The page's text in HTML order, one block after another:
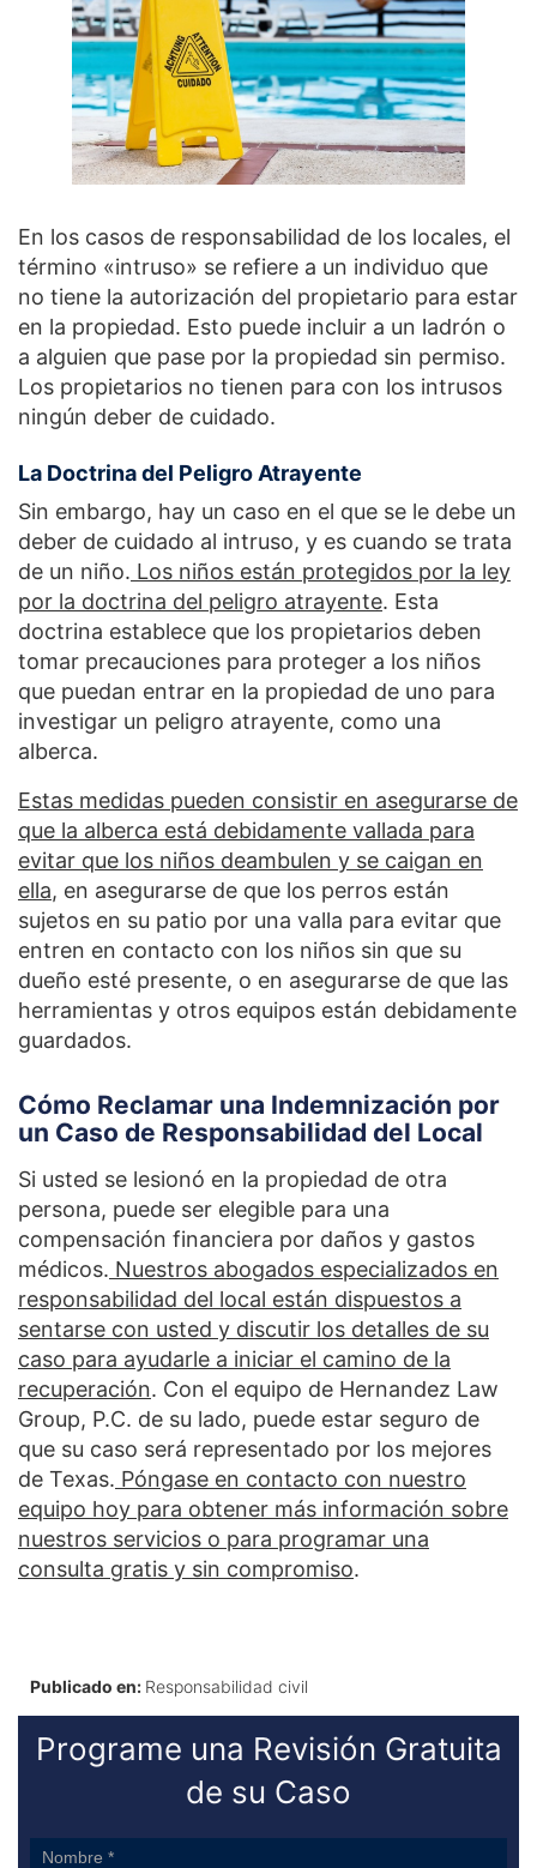
En los casos de responsabilidad de los locales, el
término «intruso» se refiere a un individuo que
no tiene la autorización del propietario para estar
en la propiedad. Esto puede incluir a un ladrón o
a alguien que pase por la propiedad sin permiso.
Los propietarios no tienen para con los intrusos
ningún deber de cuidado.
La Doctrina del Peligro Atrayente
Sin embargo, hay un caso en el que se le debe un
deber de cuidado al intruso, y es cuando se trata
de un niño. Los niños están protegidos por la ley
por la doctrina del peligro atrayente. Esta
doctrina establece que los propietarios deben
tomar precauciones para proteger a los niños
que puedan entrar en la propiedad de uno para
investigar un peligro atrayente, como una
alberca.
Estas medidas pueden consistir en asegurarse de
que la alberca está debidamente vallada para
evitar que los niños deambulen y se caigan en
ella, en asegurarse de que los perros están
sujetos en su patio por una valla para evitar que
entren en contacto con los niños sin que su
dueño esté presente, o en asegurarse de que las
herramientas y otros equipos están debidamente
guardados.
Cómo Reclamar una Indemnización por
un Caso de Responsabilidad del Local
Si usted se lesionó en la propiedad de otra
persona, puede ser elegible para una
compensación financiera por daños y gastos
médicos. Nuestros abogados especializados en
responsabilidad del local están dispuestos a
sentarse con usted y discutir los detalles de su
caso para ayudarle a iniciar el camino de la
recuperación. Con el equipo de Hernandez Law
Group, P.C. de su lado, puede estar seguro de
que su caso será representado por los mejores
de Texas. Póngase en contacto con nuestro
equipo hoy para obtener más información sobre
nuestros servicios o para programar una
consulta gratis y sin compromiso.
Publicado en: Responsabilidad civil
Programe una Revisión Gratuita
de su Caso
Sidebar